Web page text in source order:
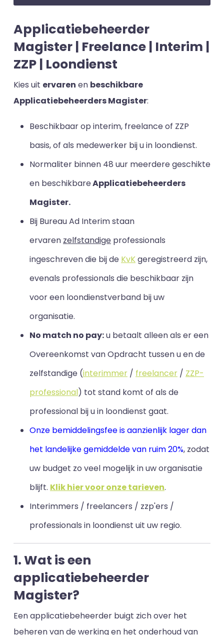
Applicatiebeheerder
Magister | Freelance | Interim |
ZZP | Loondienst
Kies uit ervaren en beschikbare
Applicatiebeheerders Magister:
Beschikbaar op interim, freelance of ZZP
basis, of als medewerker bij u in loondienst.
Normaliter binnen 48 uur meerdere geschikte
en beschikbareApplicatiebeheerders
Magister.
Bij Bureau Ad Interim staan
ervaren zelfstandige professionals
ingeschreven die bij de KvKgeregistreerd zijn,
evenals professionals die beschikbaar zijn
voor een loondienstverband bij uw
organisatie.
No match no pay:u betaalt alleen als er een
Overeenkomst van Opdracht tussen u en de
zelfstandige (interimmer / freelancer / ZZP-
professional) tot stand komt of als de
professional bij u in loondienst gaat.
Onze bemiddelingsfee is aanzienlijk lager dan
het landelijke gemiddelde van ruim 20%, zodat
uw budget zo veel mogelijk in uw organisatie
blijft. Klik hier voor onze tarieven.
Interimmers / freelancers / zzp'ers /
professionals in loondienst uit uw regio.
1. Wat is een
applicatiebeheerder
Magister?
Een applicatiebeheerder buigt zich over het
beheren van de werking en het onderhoud van